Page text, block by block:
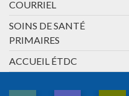
COURRIEL
SOINS DE SANTÉ
PRIMAIRES
ACCUEIL ÉTDC